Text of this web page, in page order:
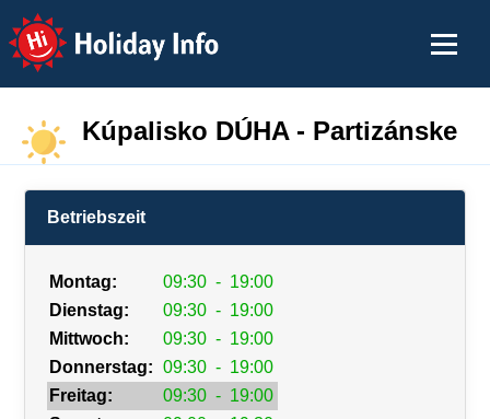
Holiday Info
Kúpalisko DÚHA - Partizánske
Betriebszeit
Montag: 09:30 - 19:00
Dienstag:
09:30 - 19:00
Mittwoch:
09:30 - 19:00
Donnerstag: 09:30 - 19:00
Freitag:
09:30 - 19:00